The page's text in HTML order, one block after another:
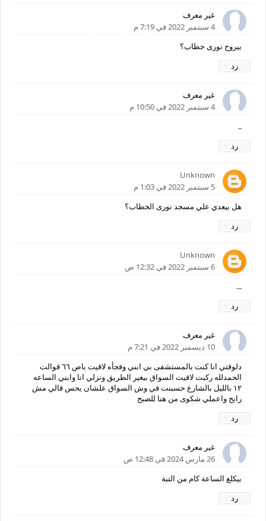
غير معرف
4 سبتمبر 2022 في 7:19 م
بيروح نورى خطاب؟
رد
غير معرف
4 سبتمبر 2022 في 10:50 م
..
رد
Unknown
5 سبتمبر 2022 في 1:03 م
هل بيعدي علي مسجد نورى الخطاب؟
رد
Unknown
6 سبتمبر 2022 في 12:32 ص
...
رد
غير معرف
10 ديسمبر 2022 في 7:21 م
دلوقتي انا كنت بالمستشفى بي ابني وفجأه لاقيت باص ٦٦ قوالت
الحمدلله ركبت لاقيت السواق بيغير الطريق ونزلي انا وابني الساعه
١٢ بالليل بالشارع حسبنت في وش السواق علشان يحس قالي مش
رايح واعملي شكوى من هنا للصبح
رد
غير معرف
26 مارس 2024 في 12:48 ص
بيكلع الساعة كام من التبة
رد